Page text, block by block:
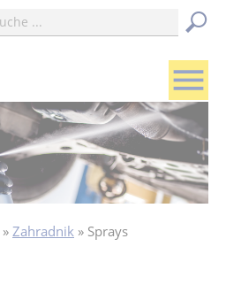
menu
Zahradnik Sprays